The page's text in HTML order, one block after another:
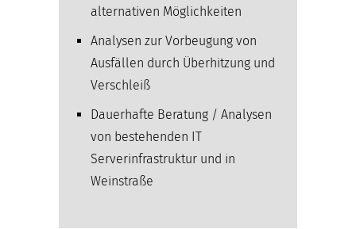
alternativen Möglichkeiten
Analysen zur Vorbeugung von
Ausfällen durch Überhitzung und
Verschleiß
Dauerhafte Beratung / Analysen
von bestehenden IT
Serverinfrastruktur und in
Weinstraße